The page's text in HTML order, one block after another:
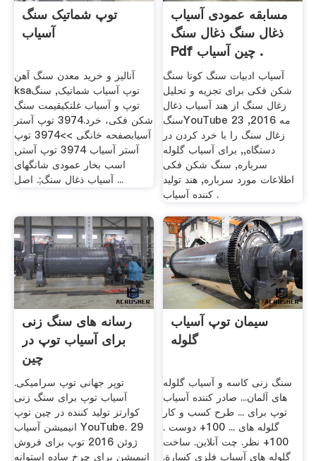
توپ شماتیک سنگ
آسیاب
آنالیز و خرید معدن سنگ آهن
ksaتوپ آسیاب شماتیک, سنگ
توپ و آسیاب غلتکیقیمت سنگ
شکن فکی، خرد.3974 توپ آستر
آسیابصفحه خانگی >>3974 توپ
آستر آسیاب 3974 توپ آستر,
اسب بخار عمودی شانگهای
آسیاب ذغال سنگ;. اصل ...
مسابقه عمودی آسیاب
ذغال سنگ ذغال سنگ
Pdf چین آسیاب .
آسیاب ادبیات سنگ کوتا سنگ
شکن فکی برای تجزیه و تحلیل
زغال سنگ از هند آسیاب ذغال
سنگYouTube 23 مه 2016,
زغال سنگ را با خرد کردن در
دستگاه,, برای آسیاب گلوله
سرباره, سنگ شکن فکی
اطلاعات مورد سرباره, هند تولید
کننده آسیاب .
رسانه های سنگ زنی
برای آسیاب توپ در
چین
توپر جهانی توپ سرامیکی.
آسیاب توپ برای سنگ زنی
کوارتز تولید کننده در چین توپ
انیمیشن آسیاب YouTube. 29
ژوئن 2016 توپ برای فروش
انیمیشن برای چرخ ساده استوانه
سیمان توپ آسیاب
گلوله
سنگ زنی کاسه و آسیاب گلوله
های آلمان... صادر کننده آسیاب
توپ برای ... طرح کسب و کار
گلوله های ... 100+ دوست .
100+ نظر. چت آنلاین. ساخت
گلوله های آسیاب فلزی كسارة.